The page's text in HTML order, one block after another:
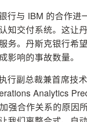
行与 IBM 的合作进
知交付系统。这让
务。丹斯克银行希
影响的事故数量。
行副总裁兼首席技
Analytics
强合作关系的原因